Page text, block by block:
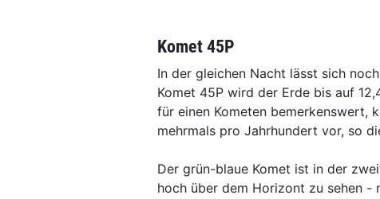
Komet 45P
In der gleichen Nacht lässt sich
Komet 45P wird der Erde bis auf
für einen Kometen bemerkenswert,
mehrmals pro Jahrhundert vor, so
Der grün-blaue Komet ist in der
hoch über dem Horizont zu sehen -